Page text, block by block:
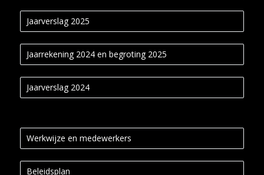
Jaarverslag 2025
Jaarrekening 2024 en begroting 2025
Jaarverslag 2024
Werkwijze en medewerkers
Beleidsplan